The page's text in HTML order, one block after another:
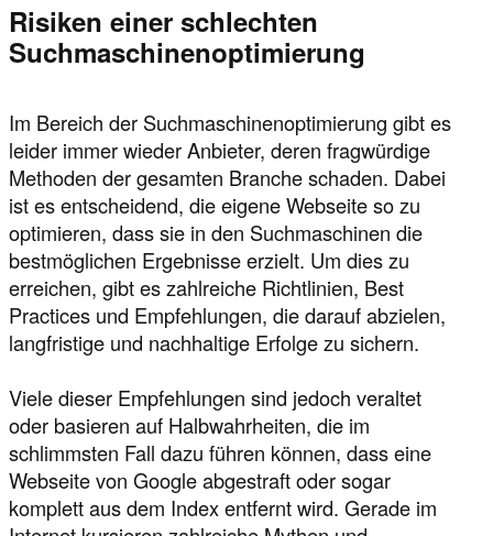
Risiken einer schlechten
Suchmaschinenoptimierung
Im Bereich der Suchmaschinenoptimierung gibt es
leider immer wieder Anbieter, deren fragwürdige
Methoden der gesamten Branche schaden. Dabei
ist es entscheidend, die eigene Webseite so zu
optimieren, dass sie in den Suchmaschinen die
bestmöglichen Ergebnisse erzielt. Um dies zu
erreichen, gibt es zahlreiche Richtlinien, Best
Practices und Empfehlungen, die darauf abzielen,
langfristige und nachhaltige Erfolge zu sichern.
Viele dieser Empfehlungen sind jedoch veraltet
oder basieren auf Halbwahrheiten, die im
schlimmsten Fall dazu führen können, dass eine
Webseite von Google abgestraft oder sogar
komplett aus dem Index entfernt wird. Gerade im